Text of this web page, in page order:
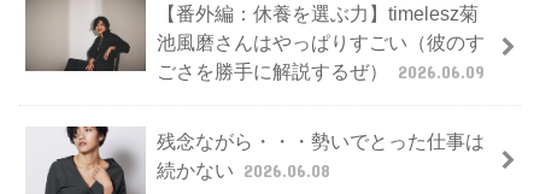
【番外編：休養を選ぶ力】timelesz菊
池風磨さんはやっぱりすごい（彼のす
ごさを勝手に解説するぜ）
2026.06.09
残念ながら・・・勢いでとった仕事は
続かない 2026.06.08